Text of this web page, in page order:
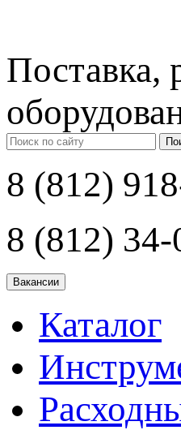
Поставка,
8 (812)
8 (812)
Каталог